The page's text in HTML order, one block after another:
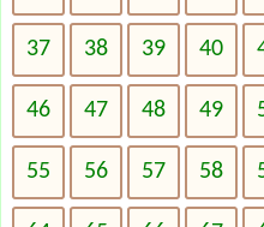
37 38 39 40
46 47 48 49
55 56 57 58